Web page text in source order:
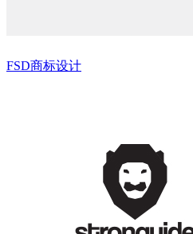
FSD商标设计